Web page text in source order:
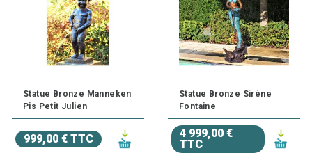
Statue Bronze Manneken
Pis Petit Julien
999,00 € TTC
Statue Bronze Sirène
Fontaine
4 999,00 €
TTC